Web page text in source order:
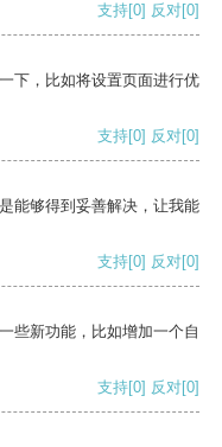
支持[0] 反对[0]
下，比如将设置页面进行优
支持[0] 反对[0]
能够得到妥善解决，让我能
支持[0] 反对[0]
些新功能，比如增加一个自
支持[0] 反对[0]